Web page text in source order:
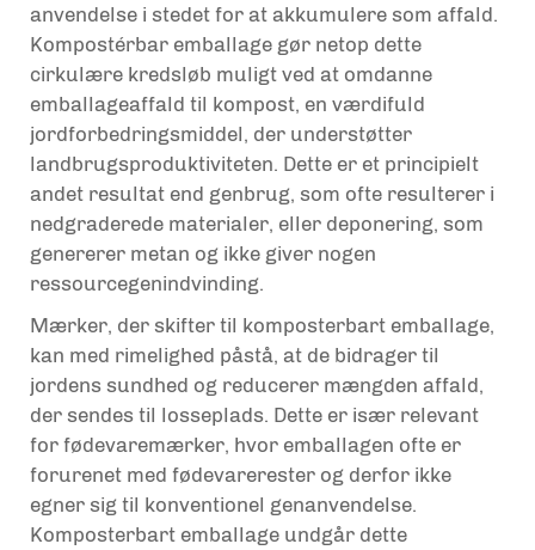
anvendelse i stedet for at akkumulere som affald.
Kompostérbar emballage gør netop dette
cirkulære kredsløb muligt ved at omdanne
emballageaffald til kompost, en værdifuld
jordforbedringsmiddel, der understøtter
landbrugsproduktiviteten. Dette er et principielt
andet resultat end genbrug, som ofte resulterer i
nedgraderede materialer, eller deponering, som
genererer metan og ikke giver nogen
ressourcegenindvinding.
Mærker, der skifter til komposterbart emballage,
kan med rimelighed påstå, at de bidrager til
jordens sundhed og reducerer mængden affald,
der sendes til losseplads. Dette er især relevant
for fødevaremærker, hvor emballagen ofte er
forurenet med fødevarerester og derfor ikke
egner sig til konventionel genanvendelse.
Komposterbart emballage undgår dette